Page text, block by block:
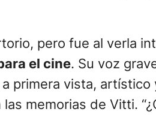
pero fue al verla
el cine. Su voz
primera vista, artístico
memorias de Vitti.